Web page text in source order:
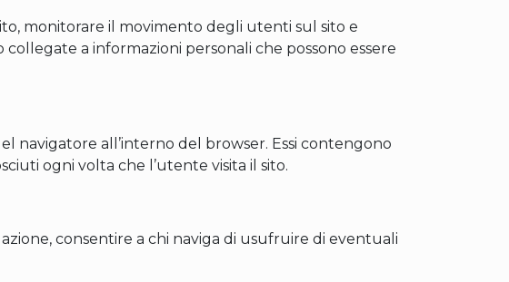
monitorare il movimento degli utenti sul sito e
a informazioni personali che possono essere
navigatore all’interno del browser. Essi contengono
ogni volta che l’utente visita il sito.
consentire a chi naviga di usufruire di eventuali